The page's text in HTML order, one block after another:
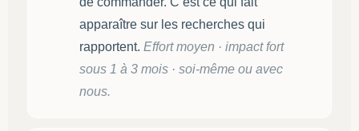
apparaître sur les recherches qui
rapportent. Effort moyen · impact fort
sous 1 à 3 mois · soi-même ou avec
nous.